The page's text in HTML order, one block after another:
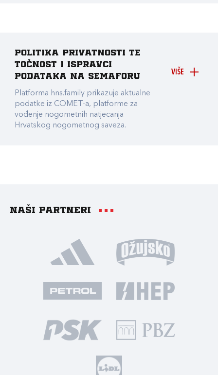
VIŠE
Politika privatnosti te
točnost i ispravci
podataka na Semaforu
Platforma hns.family prikazuje aktualne
podatke iz COMET-a, platforme za
vođenje nogometnih natjecanja
Hrvatskog nogometnog saveza.
Naši partneri